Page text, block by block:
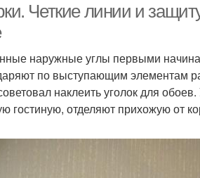
Четкие линии и
наружные углы первыми
по выступающим элементам
наклеить уголок для
гостиную, отделяют прихожую от